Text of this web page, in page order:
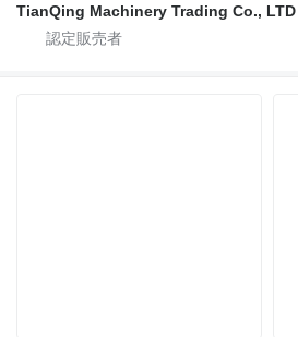
TianQing Machinery Trading Co., LTD